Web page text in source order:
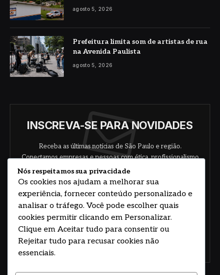
agosto 5, 2026
Prefeitura limita som de artistas de rua
na Avenida Paulista
agosto 5, 2026
INSCREVA-SE PARA NOVIDADES
Receba as últimas notícias de São Paulo e região.
Conectamos empresas e pessoas com ética, profissionalismo
e responsabilidade.
Concorde com nossos termos e acordo de
Nós respeitamos sua privacidade
Os cookies nos ajudam a melhorar sua
experiência, fornecer conteúdo personalizado e
analisar o tráfego. Você pode escolher quais
cookies permitir clicando em Personalizar.
Clique em Aceitar tudo para consentir ou
Rejeitar tudo para recusar cookies não
essenciais.